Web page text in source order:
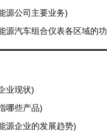
源公司主要业务)
源汽车组合仪表各区域的
业现状)
哪些产品)
源企业的发展趋势)